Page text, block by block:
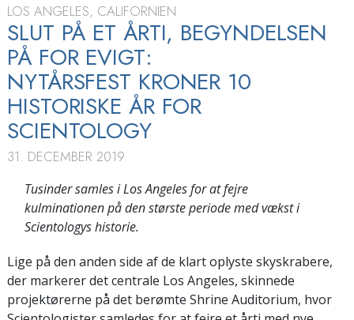
LOS ANGELES, CALIFORNIEN
SLUT PÅ ET ÅRTI, BEGYNDELSEN
PÅ FOR EVIGT:
NYTÅRSFEST KRONER 10
HISTORISKE ÅR FOR
SCIENTOLOGY
31. DECEMBER 2019
Tusinder samles i Los Angeles for at fejre
kulminationen på den største periode med vækst i
Scientologys historie.
Lige på den anden side af de klart oplyste skyskrabere,
der markerer det centrale Los Angeles, skinnede
projektørerne på det berømte Shrine Auditorium, hvor